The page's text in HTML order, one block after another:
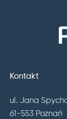
Kontakt
ul. Jana
61-553 Poznań